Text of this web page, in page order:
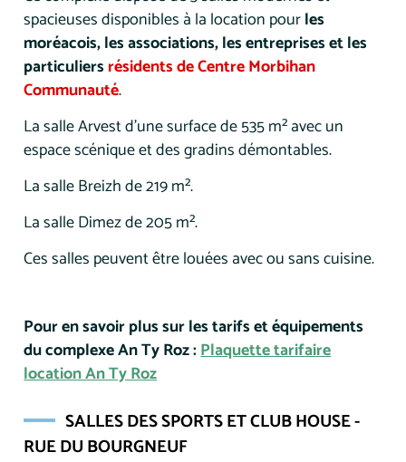
spacieuses disponibles à la location pourles
moréacois, les associations, les entreprises et les
particuliersrésidents de Centre Morbihan
Communauté.
La salle Arvest d’une surface de 535 m² avec un
espace scénique et des gradins démontables.
La salle Breizh de 219 m².
La salle Dimez de 205 m².
Ces salles peuvent être louées avec ou sans cuisine.
Pour en savoir plus sur les tarifs et équipements
du complexe An Ty Roz :Plaquette tarifaire
location An Ty Roz
SALLES DES SPORTS ET CLUB HOUSE -
RUE DU BOURGNEUF